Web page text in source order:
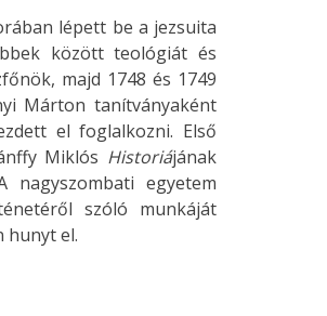
lépett be a jezsuita
között teológiát és
majd 1748 és 1749
Márton tanítványaként
el foglalkozni. Első
Miklós Historiájának
egyetem
szóló munkáját
hunyt el.